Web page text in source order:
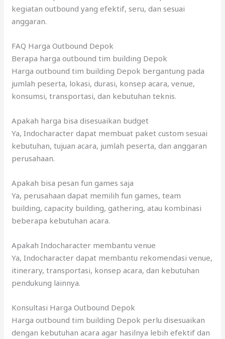
kegiatan outbound yang efektif, seru, dan sesuai
anggaran.
FAQ Harga Outbound Depok
Berapa harga outbound tim building Depok
Harga outbound tim building Depok bergantung pada
jumlah peserta, lokasi, durasi, konsep acara, venue,
konsumsi, transportasi, dan kebutuhan teknis.
Apakah harga bisa disesuaikan budget
Ya, Indocharacter dapat membuat paket custom sesuai
kebutuhan, tujuan acara, jumlah peserta, dan anggaran
perusahaan.
Apakah bisa pesan fun games saja
Ya, perusahaan dapat memilih fun games, team
building, capacity building, gathering, atau kombinasi
beberapa kebutuhan acara.
Apakah Indocharacter membantu venue
Ya, Indocharacter dapat membantu rekomendasi venue,
itinerary, transportasi, konsep acara, dan kebutuhan
pendukung lainnya.
Konsultasi Harga Outbound Depok
Harga outbound tim building Depok perlu disesuaikan
dengan kebutuhan acara agar hasilnya lebih efektif dan